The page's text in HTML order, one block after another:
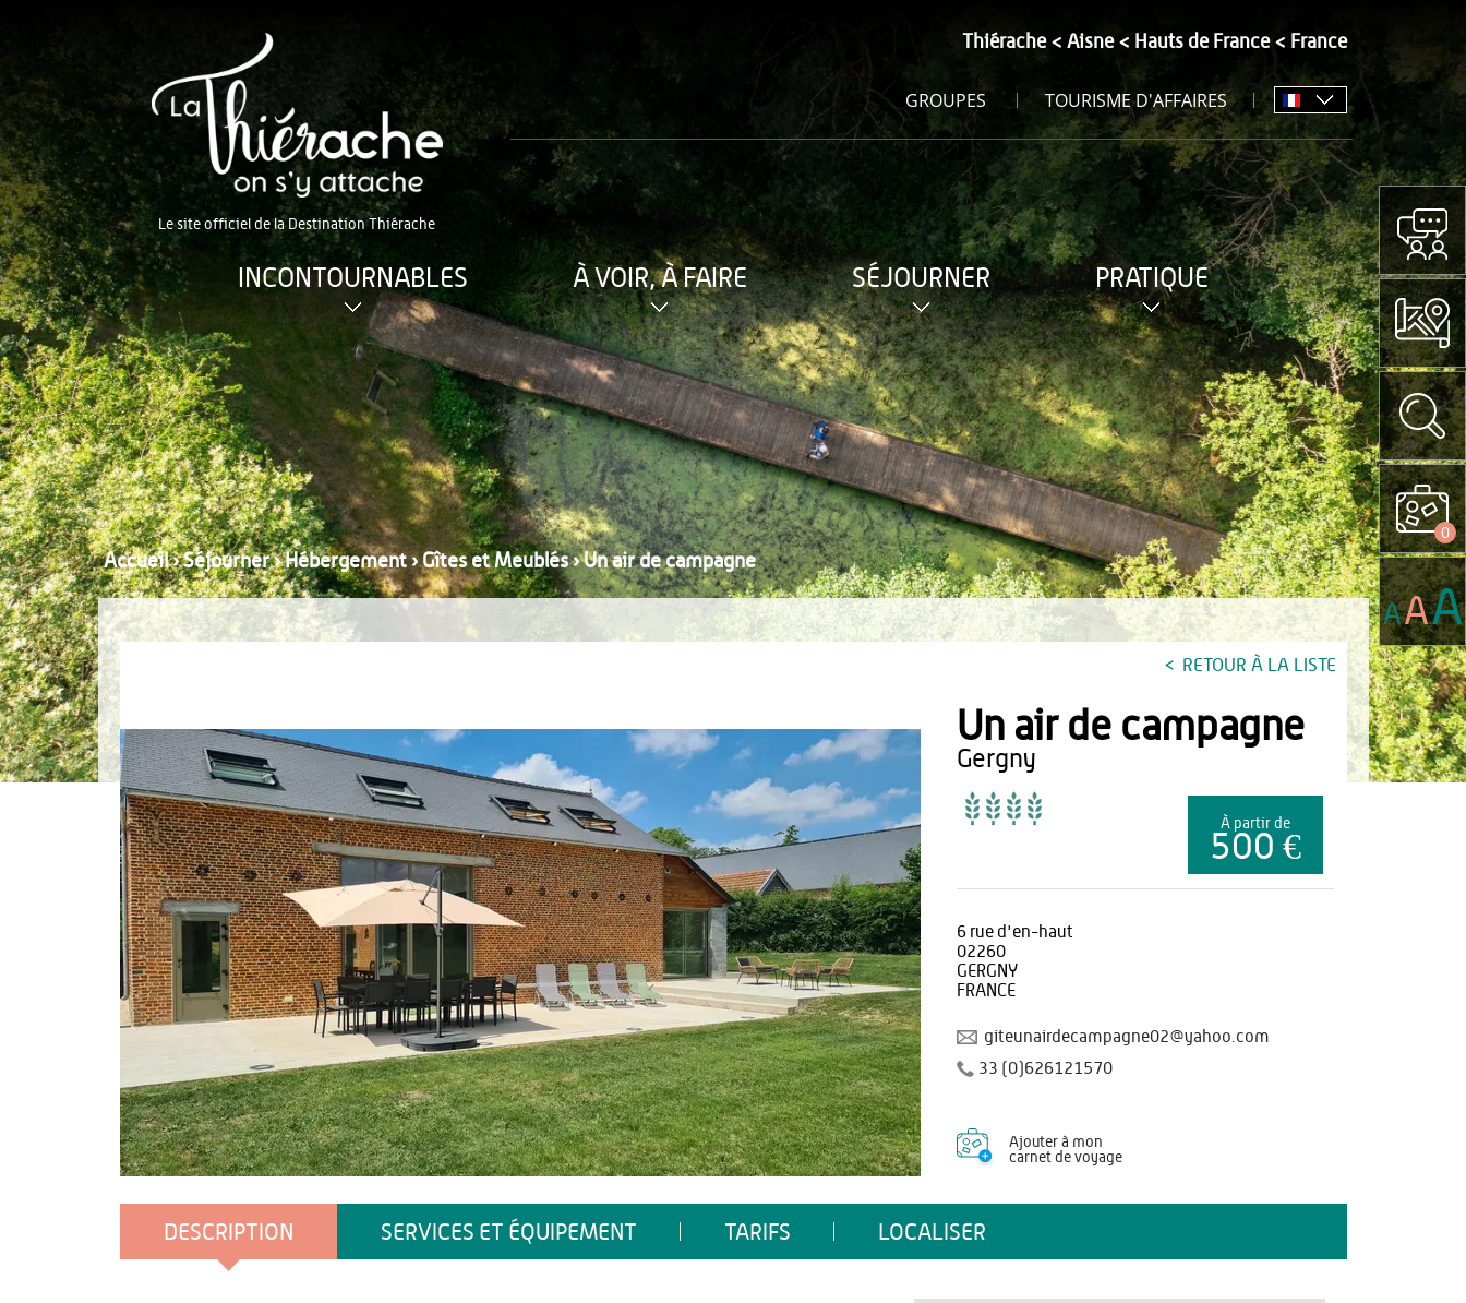
Le site officiel de la Destination Thiérache
Thiérache Aisne Hauts de France France
GROUPES TOURISME D'AFFAIRES
INCONTOURNABLES À VOIR, À FAIRE SÉJOURNER PRATIQUE
Accueil›Séjourner›Hébergement›Gîtes et Meublés›Un air de campagne
RETOUR À LA LISTE
Un air de campagne
gergny
À partir de
500 €
6 rue d'en-haut
02260
GERGNY
FRANCE
giteunairdecampagne02@yahoo.com
33 (0)626121570
Ajouter à mon
carnet de voyage
DESCRIPTION SERVICES ET ÉQUIPEMENT TARIFS LOCALISER
0
AAA